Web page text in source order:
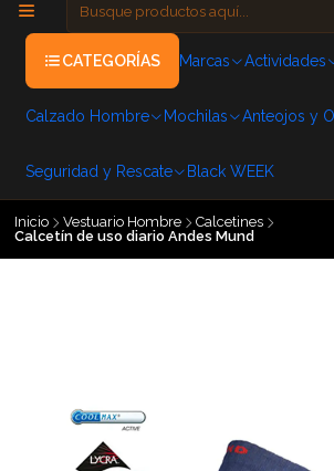
CATEGORÍAS Marcas Actividades
Calzado Hombre Mochilas Anteojos y
Seguridad y Rescate Black WEEK
Inicio Vestuario Hombre
Calcetines
Calcetín de uso diario Andes Mund